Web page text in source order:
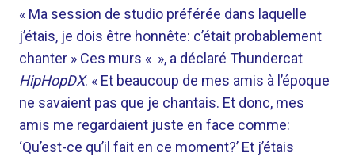
« Ma session de studio préférée dans laquelle
j’étais, je dois être honnête: c’était probablement
chanter » Ces murs « », a déclaré Thundercat
HipHopDX. « Et beaucoup de mes amis à l’époque
ne savaient pas que je chantais. Et donc, mes
amis me regardaient juste en face comme:
‘Qu’est-ce qu’il fait en ce moment?’ Et j’étais